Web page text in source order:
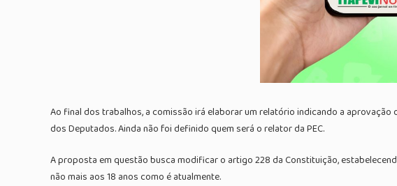
Ao final dos trabalhos, a comissão irá elaborar um relatório indicando a aprovação
dos Deputados. Ainda não foi definido quem será o relator da PEC.
A proposta em questão busca modificar o artigo 228 da Constituição,
não mais aos 18 anos como é atualmente.